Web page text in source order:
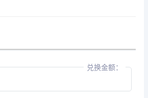
兑换金额：